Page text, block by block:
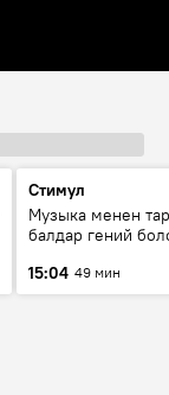
Стимул
Музыка менен
балдар гений
музыканын орду
15:04 49 мин